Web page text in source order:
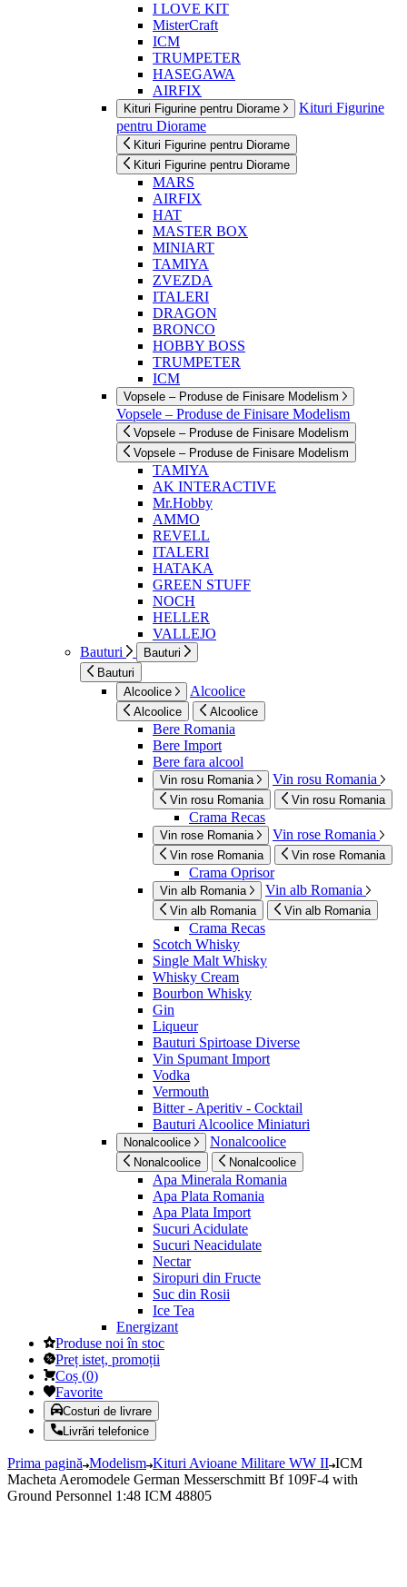
I LOVE KIT
MisterCraft
ICM
TRUMPETER
HASEGAWA
AIRFIX
Kituri Figurine pentru Diorame
Kituri Figurine
pentru Diorame
Kituri Figurine pentru Diorame
Kituri Figurine pentru Diorame
MARS
AIRFIX
HAT
MASTER BOX
MINIART
TAMIYA
ZVEZDA
ITALERI
DRAGON
BRONCO
HOBBY BOSS
TRUMPETER
ICM
Vopsele – Produse de Finisare Modelism
Vopsele – Produse de Finisare Modelism
Vopsele – Produse de Finisare Modelism
Vopsele – Produse de Finisare Modelism
TAMIYA
AK INTERACTIVE
Mr.Hobby
AMMO
REVELL
ITALERI
HATAKA
GREEN STUFF
NOCH
HELLER
VALLEJO
Bauturi
Bauturi
Bauturi
Alcoolice
Alcoolice
Alcoolice Alcoolice
Bere Romania
Bere Import
Bere fara alcool
Vin rosu Romania Vin rosu Romania
Vin rosu Romania Vin rosu Romania
Crama Recas
Vin rose Romania Vin rose Romania
Vin rose Romania Vin rose Romania
Crama Oprisor
Vin alb Romania Vin alb Romania
Vin alb Romania Vin alb Romania
Crama Recas
Scotch Whisky
Single Malt Whisky
Whisky Cream
Bourbon Whisky
Gin
Liqueur
Bauturi Spirtoase Diverse
Vin Spumant Import
Vodka
Vermouth
Bitter - Aperitiv - Cocktail
Bauturi Alcoolice Miniaturi
Nonalcoolice Nonalcoolice
Nonalcoolice Nonalcoolice
Apa Minerala Romania
Apa Plata Romania
Apa Plata Import
Sucuri Acidulate
Sucuri Neacidulate
Nectar
Siropuri din Fructe
Suc din Rosii
Ice Tea
Energizant
Produse noi în stoc
Preț isteț, promoții
Coș (0)
Favorite
Costuri de livrare
Livrări telefonice
Prima pagină Modelism Kituri Avioane Militare WW II ICM
Macheta Aeromodele German Messerschmitt Bf 109F-4 with
Ground Personnel 1:48 ICM 48805